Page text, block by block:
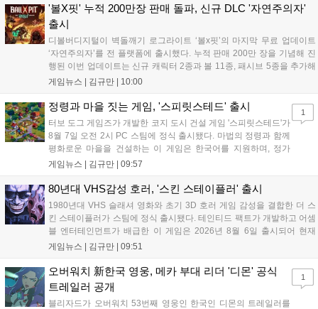
로 전략적 전투의 재미가 더욱 강화될 것으로 기대된다....
'볼X핏' 누적 200만장 판매 돌파, 신규 DLC '자연주의자'
출시
디볼버디지털이 벽돌깨기 로그라이트 ‘볼x핏’의 마지막 무료 업데이트
‘자연주의자’를 전 플랫폼에 출시했다. 누적 판매 200만 장을 기념해 진
행된 이번 업데이트는 신규 캐릭터 2종과 볼 11종, 패시브 5종을 추가해
전략적 재미를 높였다. 게임은 PC와 콘솔, 모바일에서 한글판으로 즐길
라고 밝혀 향후 행보에 기대감을 모으고 있다. 상세 정보는 공식 홈페이
지에서 확인 가능하다....
게임뉴스 | 김규만 | 10:00
정령과 마을 짓는 게임, '스피릿스테드' 출시
터보 도그 게임즈가 개발한 코지 도시 건설 게임 '스피릿스테드'가
8월 7일 오전 2시 PC 스팀에 정식 출시됐다. 마법의 정령과 함께
평화로운 마을을 건설하는 이 게임은 한국어를 지원하며, 정가
10,700원에서 10% 할인된 9,630원에 판매된다. 플레이어는 어
고 정령을 활용해 공동체를 성장시킬 수 있다. 따뜻한 손그림 그
래픽이 특징이며, 부담 없이 즐길 수 있는 힐링 게임으로 기대를
모으고 있다....
게임뉴스 | 김규만 | 09:57
1
80년대 VHS감성 호러, '스킨 스테이플러' 출시
1980년대 VHS 슬래셔 영화와 초기 3D 호러 게임 감성을 결합한 더 스
킨 스테이플러가 스팀에 정식 출시됐다. 테인티드 팩트가 개발하고 어셈
블 엔터테인먼트가 배급한 이 게임은 2026년 8월 6일 출시되어 현재
15,000원에 판매 중이다. 캐리언 시티를 배경으로 연쇄살인 사건을 추적
통해 밀도 높은 공포를 선사한다....
게임뉴스 | 김규만 | 09:51
오버워치 新한국 영웅, 메카 부대 리더 '디몬' 공식
트레일러 공개
블리자드가 오버워치 53번째 영웅인 한국인 디몬의 트레일러를
1